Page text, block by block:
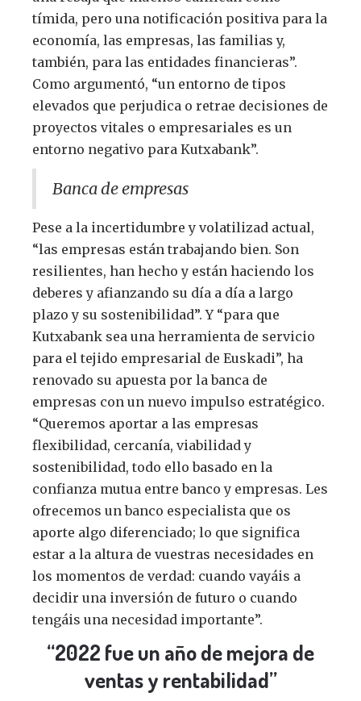
tímida, pero una notificación positiva para la
economía, las empresas, las familias y,
también, para las entidades financieras”.
Como argumentó, “un entorno de tipos
elevados que perjudica o retrae decisiones de
proyectos vitales o empresariales es un
entorno negativo para Kutxabank”.
Banca de empresas
Pese a la incertidumbre y volatilizad actual,
“las empresas están trabajando bien. Son
resilientes, han hecho y están haciendo los
deberes y afianzando su día a día a largo
plazo y su sostenibilidad”. Y “para que
Kutxabank sea una herramienta de servicio
para el tejido empresarial de Euskadi”, ha
renovado su apuesta por la banca de
empresas con un nuevo impulso estratégico.
“Queremos aportar a las empresas
flexibilidad, cercanía, viabilidad y
sostenibilidad, todo ello basado en la
confianza mutua entre banco y empresas. Les
ofrecemos un banco especialista que os
aporte algo diferenciado; lo que significa
estar a la altura de vuestras necesidades en
los momentos de verdad: cuando vayáis a
decidir una inversión de futuro o cuando
tengáis una necesidad importante”.
“2022 fue un año de mejora de
ventas y rentabilidad”